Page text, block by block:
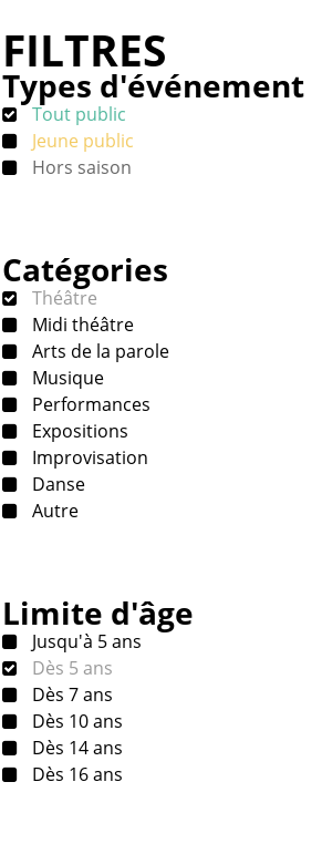
FILTRES
Types d'événement
Tout public
Jeune public
Hors saison
Catégories
Théâtre
Midi théâtre
Arts de la parole
Musique
Performances
Expositions
Improvisation
Danse
Autre
Limite d'âge
Jusqu'à 5 ans
Dès 5 ans
Dès 7 ans
Dès 10 ans
Dès 14 ans
Dès 16 ans